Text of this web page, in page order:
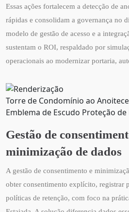
Essas ações fortalecem a detecção de
rápidas e consolidam a governança no
modelo de gestão de acesso e a
sustentam o ROI, respaldado por
operacionais ao modernizar portaria,
Torre de Condomínio ao
Emblema de Escudo Proteção de
Gestão de
minimização de dados
A gestão de consentimento e
obter consentimento explícito, registrar
políticas de retenção, com foco na